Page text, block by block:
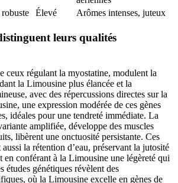
Élevé Arômes intenses, juteux
leurs qualités
ceux régulant la myostatine, modulent la
la Limousine plus élancée et la
avec des répercussions directes sur la
une expression modérée de ces gènes
idéales pour une tendreté immédiate. La
amplifiée, développe des muscles
libèrent une onctuosité persistante. Ces
la rétention d’eau, préservant la jutosité
en conférant à la Limousine une légèreté qui
études génétiques révèlent des
où la Limousine excelle en gènes de